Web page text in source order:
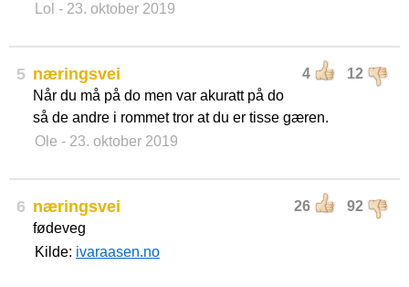
Lol - 23. oktober 2019
5 4 12
næringsvei
Når du må på do men var akuratt på do
så de andre i rommet tror at du er tisse gæren.
Ole - 23. oktober 2019
6 26 92
næringsvei
fødeveg
Kilde: ivaraasen.no